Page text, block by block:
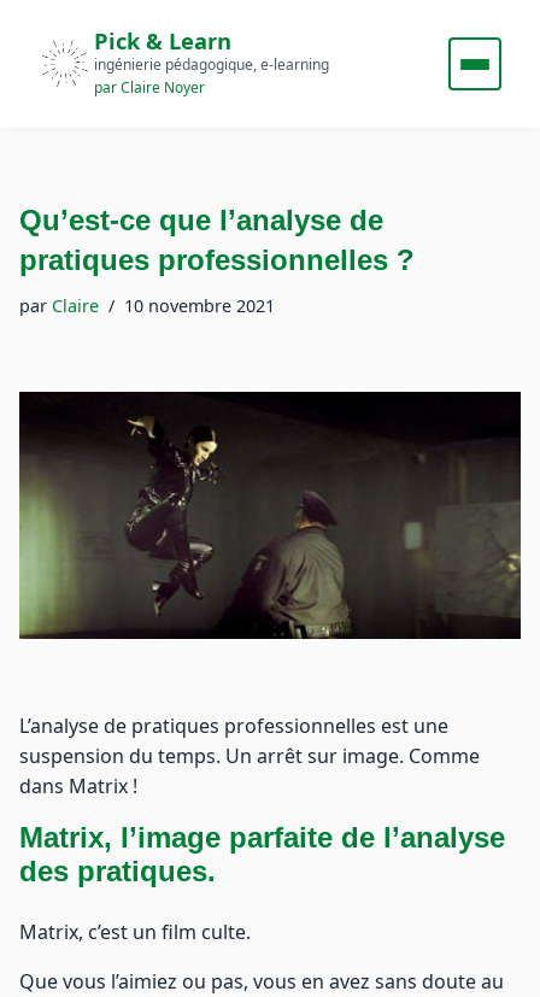
Pick & Learn
ingénierie pédagogique, e‑learning
par Claire Noyer
Qu’est-ce que l’analyse de
pratiques professionnelles ?
par Claire 10 novembre 2021
L’analyse de pratiques professionnelles est une
suspension du temps. Un arrêt sur image. Comme
dans Matrix !
Matrix, l’image parfaite de l’analyse
des pratiques.
Matrix, c’est un film culte.
Que vous l’aimiez ou pas, vous en avez sans doute au